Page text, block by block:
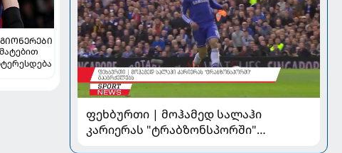
ფეხბურთი | მოჰამედ სალაჰი
კარიერას "ტრაბზონსპორში"